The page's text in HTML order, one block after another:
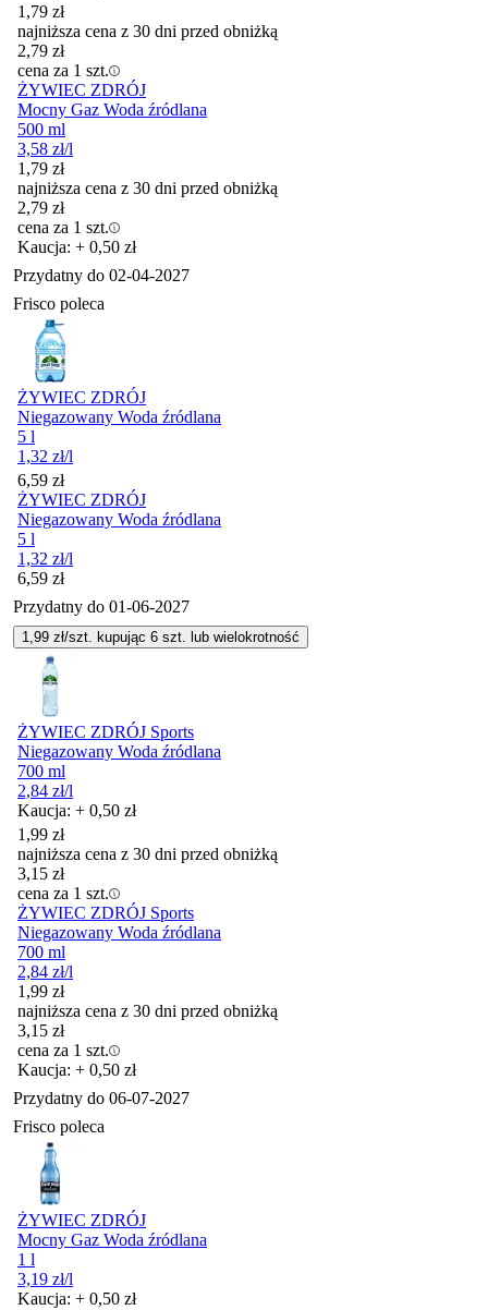
1,79 zł
najniższa cena z 30 dni przed obniżką
2,79 zł
cena za 1 szt.
ŻYWIEC ZDRÓJ
Mocny Gaz Woda źródlana
500 ml
3,58 zł/l
1,79 zł
najniższa cena z 30 dni przed obniżką
2,79 zł
cena za 1 szt.
Kaucja: + 0,50 zł
Przydatny do 02-04-2027
Frisco poleca
ŻYWIEC ZDRÓJ
Niegazowany Woda źródlana
5 l
1,32 zł/l
Cena
6,59 zł
ŻYWIEC ZDRÓJ
Niegazowany Woda źródlana
5 l
1,32 zł/l
Cena
6,59 zł
Przydatny do 01-06-2027
1,99 zł/szt. kupując 6 szt. lub wielokrotność
ŻYWIEC ZDRÓJ Sports
Niegazowany Woda źródlana
700 ml
2,84 zł/l
Kaucja: + 0,50 zł
1,99 zł
najniższa cena z 30 dni przed obniżką
3,15 zł
cena za 1 szt.
ŻYWIEC ZDRÓJ Sports
Niegazowany Woda źródlana
700 ml
2,84 zł/l
1,99 zł
najniższa cena z 30 dni przed obniżką
3,15 zł
cena za 1 szt.
Kaucja: + 0,50 zł
Przydatny do 06-07-2027
Frisco poleca
ŻYWIEC ZDRÓJ
Mocny Gaz Woda źródlana
1 l
3,19 zł/l
Kaucja: + 0,50 zł